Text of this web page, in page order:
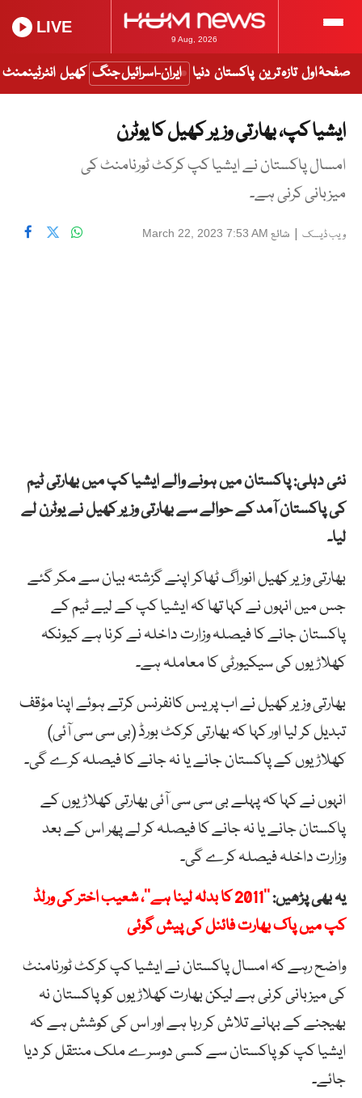
9 Aug, 2026
LIVE
صفحۂ اول تازہ ترین پاکستان دنیا ایران-اسرائیل جنگ کھیل انٹرٹینمنٹ
ایشیا کپ، بھارتی وزیر کھیل کا یوٹرن
امسال پاکستان نے ایشیا کپ کرکٹ ٹورنامنٹ کی
میزبانی کرنی ہے۔
ویب ڈیسک | شائع March 22, 2023 7:53 AM
نئی دہلی: پاکستان میں ہونے والے ایشیا کپ میں بھارتی ٹیم
کی پاکستان آمد کے حوالے سے بھارتی وزیر کھیل نے یوٹرن لے
لیا۔
بھارتی وزیر کھیل انوراگ ٹھاکر اپنے گزشتہ بیان سے مکر گئے
جس میں انہوں نے کہا تھا کہ ایشیا کپ کے لیے ٹیم کے
پاکستان جانے کا فیصلہ وزارت داخلہ نے کرنا ہے کیونکہ
کھلاڑیوں کی سیکیورٹی کا معاملہ ہے۔
بھارتی وزیر کھیل نے اب پریس کانفرنس کرتے ہوئے اپنا مؤقف
تبدیل کر لیا اور کہا کہ بھارتی کرکٹ بورڈ (بی سی سی آئی)
کھلاڑیوں کے پاکستان جانے یا نہ جانے کا فیصلہ کرے گی۔
انہوں نے کہا کہ پہلے بی سی سی آئی بھارتی کھلاڑیوں کے
پاکستان جانے یا نہ جانے کا فیصلہ کر لے پھر اس کے بعد
وزارت داخلہ فیصلہ کرے گی۔
یہ بھی پڑھیں:
’’2011 کا بدلہ لینا ہے‘‘، شعیب اختر کی ورلڈ
کپ میں پاک بھارت فائنل کی پیش گوئی
واضح رہے کہ امسال پاکستان نے ایشیا کپ کرکٹ ٹورنامنٹ
کی میزبانی کرنی ہے لیکن بھارت کھلاڑیوں کو پاکستان نہ
بھیجنے کے بہانے تلاش کر رہا ہے اور اس کی کوشش ہے کہ
ایشیا کپ کو پاکستان سے کسی دوسرے ملک منتقل کر دیا
جائے۔